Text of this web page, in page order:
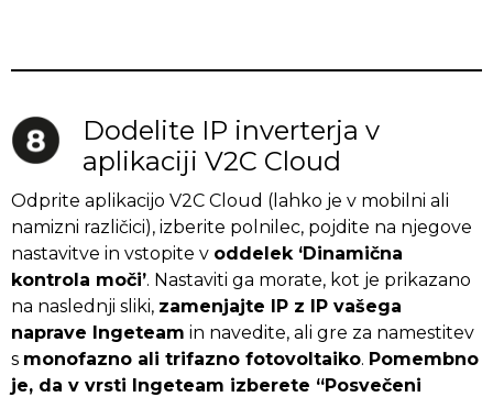
Dodelite IP inverterja v
aplikaciji V2C Cloud
Odprite aplikacijo V2C Cloud (lahko je v mobilni ali
namizni različici), izberite polnilec, pojdite na njegove
nastavitve in vstopite v oddelek ‘Dinamična
kontrola moči’. Nastaviti ga morate, kot je prikazano
na naslednji sliki, zamenjajte IP z IP vašega
naprave Ingeteam in navedite, ali gre za namestitev
s monofazno ali trifazno fotovoltaiko. Pomembno
je, da v vrsti Ingeteam izberete “Posvečeni